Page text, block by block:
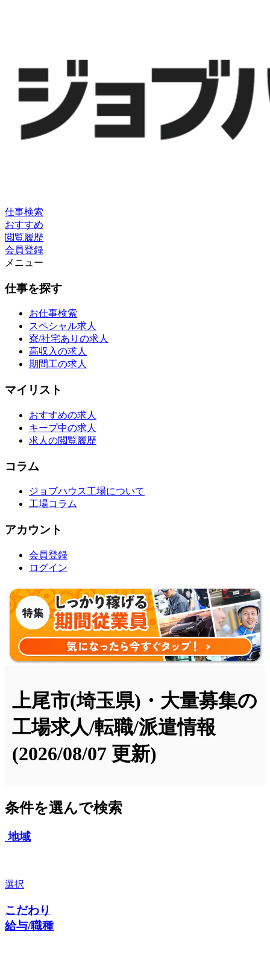
仕事検索
おすすめ
閲覧履歴
会員登録
メニュー
仕事を探す
お仕事検索
スペシャル求人
寮/社宅ありの求人
高収入の求人
期間工の求人
マイリスト
おすすめの求人
キープ中の求人
求人の閲覧履歴
コラム
ジョブハウス工場について
工場コラム
アカウント
会員登録
ログイン
上尾市(埼玉県)・大量募集の
工場求人/転職/派遣情報
(2026/08/07 更新)
条件を選んで検索
地域
選択
こだわり
給与/職種